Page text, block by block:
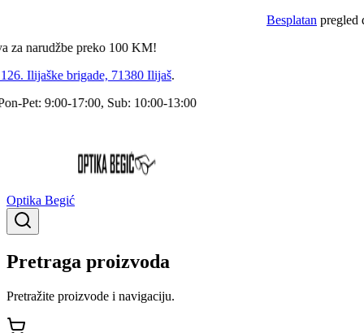
Besplatan pregled
preko 100 KM!
Ilijaške brigade, 71380 Ilijaš.
9:00-17:00, Sub: 10:00-13:00
Optika Begić
Pretraga proizvoda
Pretražite proizvode i navigaciju.